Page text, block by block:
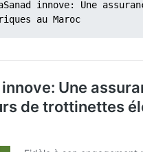
innove: Une
au Maroc